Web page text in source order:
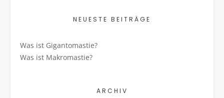
NEUESTE BEITRÄGE
Was ist Gigantomastie?
Was ist Makromastie?
ARCHIV